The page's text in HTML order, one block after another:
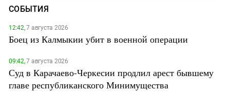
СОБЫТИЯ
12:42,7 августа 2026
Боец из Калмыкии убит в военной операции
09:42,7 августа 2026
Суд в Карачаево-Черкесии продлил арест бывшему
главе республиканского Минимущества